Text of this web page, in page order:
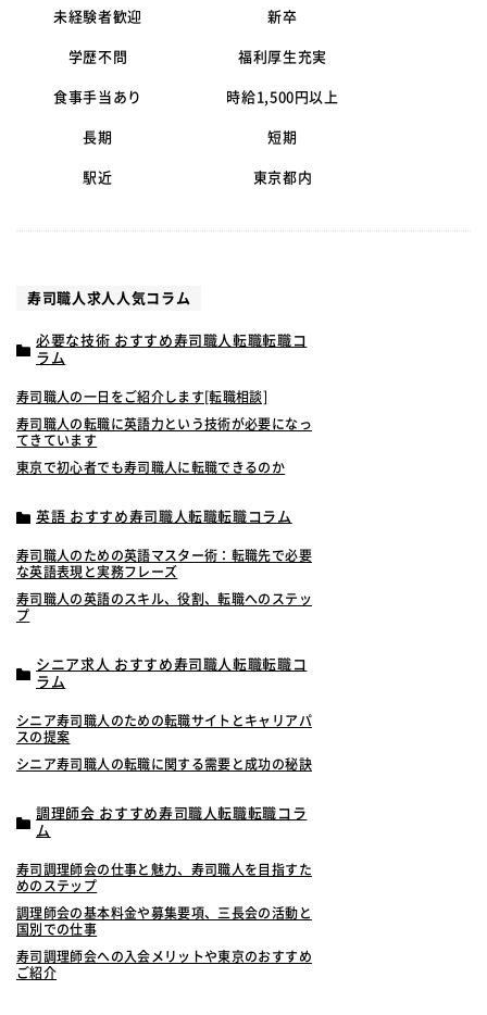
未経験者歓迎 新卒
学歴不問 福利厚生充実
食事手当あり 時給1,500円以上
長期 短期
駅近 東京都内
寿司職人求人人気コラム
必要な技術 おすすめ寿司職人転職転職コ
ラム
寿司職人の一日をご紹介します[転職相談]
寿司職人の転職に英語力という技術が必要になっ
てきています
東京で初心者でも寿司職人に転職できるのか
英語 おすすめ寿司職人転職転職コラム
寿司職人のための英語マスター術：転職先で必要
な英語表現と実務フレーズ
寿司職人の英語のスキル、役割、転職へのステッ
プ
シニア求人 おすすめ寿司職人転職転職コ
ラム
シニア寿司職人のための転職サイトとキャリアパ
スの提案
シニア寿司職人の転職に関する需要と成功の秘訣
調理師会 おすすめ寿司職人転職転職コラ
ム
寿司調理師会の仕事と魅力、寿司職人を目指すた
めのステップ
調理師会の基本料金や募集要項、三長会の活動と
国別での仕事
寿司調理師会への入会メリットや東京のおすすめ
ご紹介